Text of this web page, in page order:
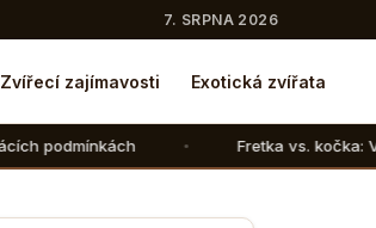
7. SRPNA 2026
Zvířecí zajímavosti Exotická zvířata
Fretka vs. kočka: V čem se liší chov